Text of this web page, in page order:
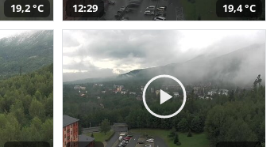
19,2 °C 12:29 19,4 °C